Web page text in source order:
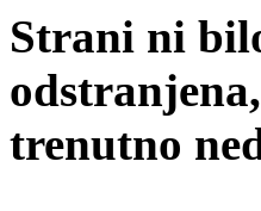
Strani ni
trenutno